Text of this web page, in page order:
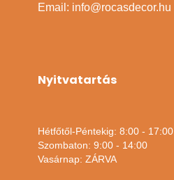
Email: info@rocasdecor.hu
Nyitvatartás
Hétfőtől-Péntekig: 8:00 - 17:00
Szombaton: 9:00 - 14:00
Vasárnap: ZÁRVA